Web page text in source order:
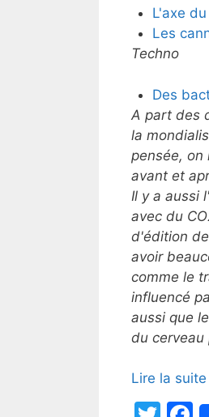
L'axe
Les
Techno
Des
A part des
la
pensée, on
avant et
Il y a aussi
avec du
d'édition
avoir
comme le
influencé
aussi que
du cerveau
Lire la suite